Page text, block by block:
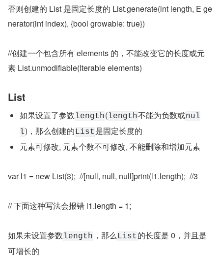
否则创建的 List 是固定长度的 List.generate(int length, E ge
nerator(int index), {bool growable: true})
//创建一个包含所有 elements 的，不能改变它的长度或元
素 List.unmodifiable(Iterable elements)
List
如果设置了参数 length(length不能为负数或nul
l)，那么创建的List 是固定长度的
元素可修改, 元素个数不可修改, 不能删除和增加元素
var l1 = new List(3);  //[null, null, null]print(l1.length);  //3
// 下面这种写法会报错 l1.length = 1;
如果未设置参数 length ，那么List 的长度是 0，并且是
可增长的